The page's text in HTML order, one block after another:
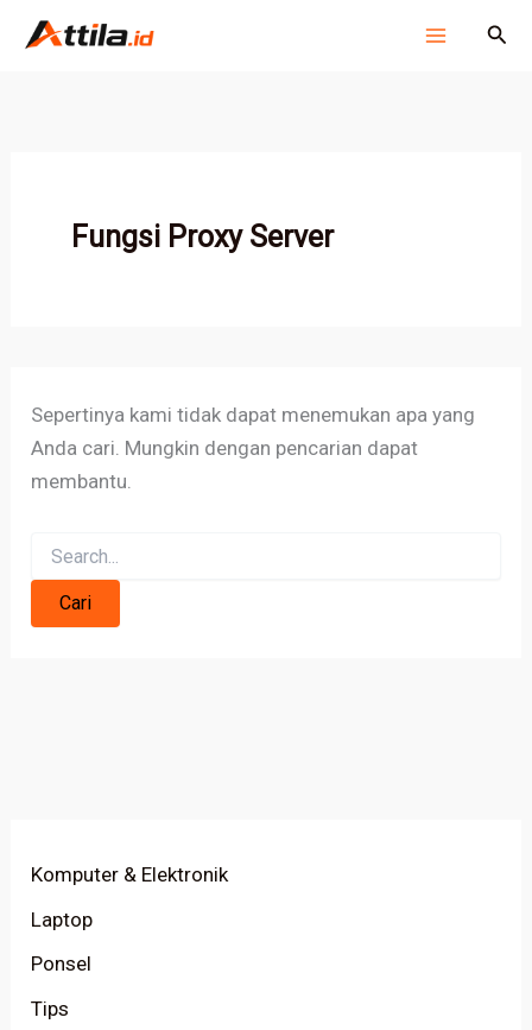
Lewati
Cari
Fungsi Proxy Server
Sepertinya kami tidak dapat menemukan apa yang
Anda cari. Mungkin dengan pencarian dapat
membantu.
untuk:
Komputer & Elektronik
Laptop
Ponsel
Tips